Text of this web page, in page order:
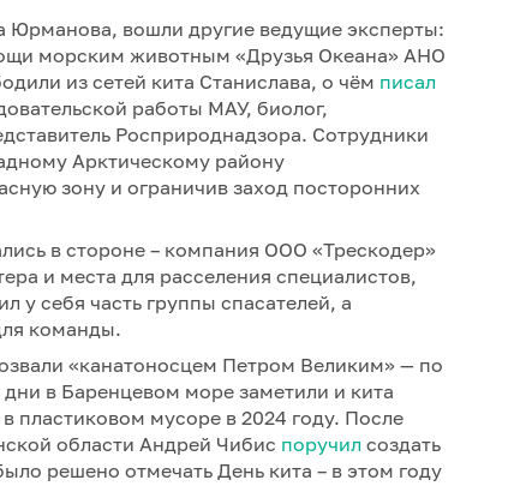
Юрманова, вошли другие ведущие эксперты:
морским животным «Друзья Океана» АНО
из сетей кита Станислава, о чём писал
работы МАУ, биолог,
Росприроднадзора. Сотрудники
Арктическому району
зону и ограничив заход посторонних
в стороне – компания ООО «Трескодер»
и места для расселения специалистов,
у себя часть группы спасателей, а
команды.
«канатоносцем Петром Великим» — по
в Баренцевом море заметили и кита
пластиковом мусоре в 2024 году. После
области Андрей Чибис поручил создать
решено отмечать День кита – в этом году